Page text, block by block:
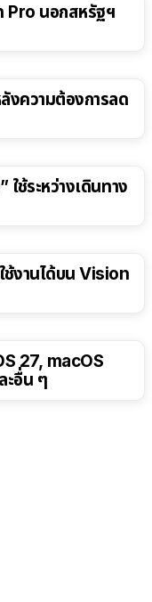
Pro นอกสหรัฐฯ
ความต้องการลด
ช้ระหว่างเดินทาง
ช้งานได้บน Vision
27, macOS
อื่น ๆ